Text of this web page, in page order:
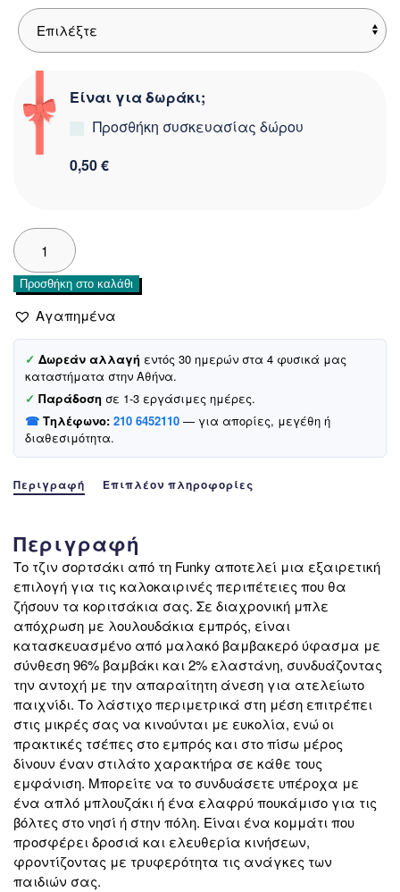
Είναι για δωράκι;
Προσθήκη συσκευασίας δώρου
0,50 €
Funky
παιδικό
τζιν
σορτσάκι
«Daisies»
ποσότητα
Προσθήκη στο καλάθι
Αγαπημένα
✓ Δωρεάν αλλαγή εντός 30 ημερών στα 4 φυσικά μας
καταστήματα στην Αθήνα.
✓ Παράδοση σε 1-3 εργάσιμες ημέρες.
☎ Τηλέφωνο: 210 6452110 — για απορίες, μεγέθη ή
διαθεσιμότητα.
Περιγραφή Επιπλέον πληροφορίες
Περιγραφή
Το τζιν σορτσάκι από τη Funky αποτελεί μια εξαιρετική
επιλογή για τις καλοκαιρινές περιπέτειες που θα
ζήσουν τα κοριτσάκια σας. Σε διαχρονική μπλε
απόχρωση με λουλουδάκια εμπρός, είναι
κατασκευασμένο από μαλακό βαμβακερό ύφασμα με
σύνθεση 96% βαμβάκι και 2% ελαστάνη, συνδυάζοντας
την αντοχή με την απαραίτητη άνεση για ατελείωτο
παιχνίδι. Το λάστιχο περιμετρικά στη μέση επιτρέπει
στις μικρές σας να κινούνται με ευκολία, ενώ οι
πρακτικές τσέπες στο εμπρός και στο πίσω μέρος
δίνουν έναν στιλάτο χαρακτήρα σε κάθε τους
εμφάνιση. Μπορείτε να το συνδυάσετε υπέροχα με
ένα απλό μπλουζάκι ή ένα ελαφρύ πουκάμισο για τις
βόλτες στο νησί ή στην πόλη. Είναι ένα κομμάτι που
προσφέρει δροσιά και ελευθερία κινήσεων,
φροντίζοντας με τρυφερότητα τις ανάγκες των
παιδιών σας.